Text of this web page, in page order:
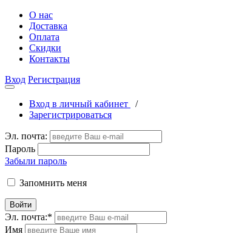
О нас
Доставка
Оплата
Скидки
Контакты
Вход Регистрация
Вход в личный кабинет
/
Зарегистрироваться
Эл. почта:
Пароль
Забыли пароль
Запомнить меня
Войти
Эл. почта:*
Имя